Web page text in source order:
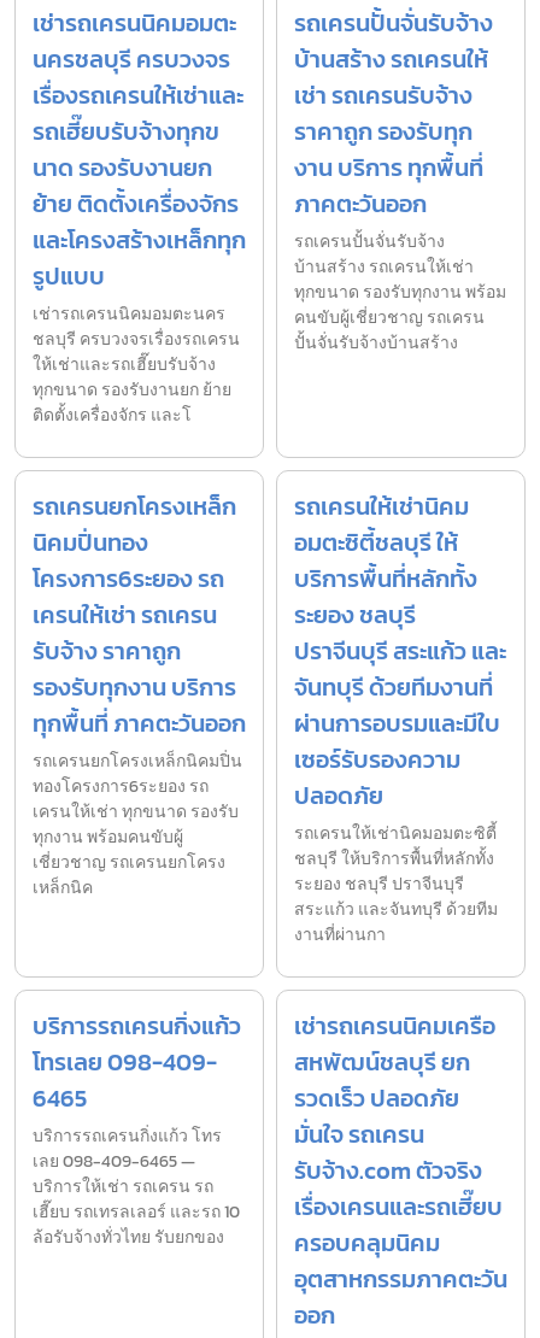
เช่ารถเครนนิคมอมตะ
นครชลบุรี ครบวงจร
เรื่องรถเครนให้เช่าและ
รถเฮี๊ยบรับจ้างทุกข
นาด รองรับงานยก
ย้าย ติดตั้งเครื่องจักร
และโครงสร้างเหล็กทุก
รูปแบบ
เช่ารถเครนนิคมอมตะนคร
ชลบุรี ครบวงจรเรื่องรถเครน
ให้เช่าและรถเฮี๊ยบรับจ้าง
ทุกขนาด รองรับงานยก ย้าย
ติดตั้งเครื่องจักร และโ
รถเครนปั้นจั่นรับจ้าง
บ้านสร้าง รถเครนให้
เช่า รถเครนรับจ้าง
ราคาถูก รองรับทุก
งาน บริการ ทุกพื้นที่
ภาคตะวันออก
รถเครนปั้นจั่นรับจ้าง
บ้านสร้าง รถเครนให้เช่า
ทุกขนาด รองรับทุกงาน พร้อม
คนขับผู้เชี่ยวชาญ รถเครน
ปั้นจั่นรับจ้างบ้านสร้าง
รถเครนยกโครงเหล็ก
นิคมปิ่นทอง
โครงการ6ระยอง รถ
เครนให้เช่า รถเครน
รับจ้าง ราคาถูก
รองรับทุกงาน บริการ
ทุกพื้นที่ ภาคตะวันออก
รถเครนยกโครงเหล็กนิคมปิ่น
ทองโครงการ6ระยอง รถ
เครนให้เช่า ทุกขนาด รองรับ
ทุกงาน พร้อมคนขับผู้
เชี่ยวชาญ รถเครนยกโครง
เหล็กนิค
รถเครนให้เช่านิคม
อมตะซิตี้ชลบุรี ให้
บริการพื้นที่หลักทั้ง
ระยอง ชลบุรี
ปราจีนบุรี สระแก้ว และ
จันทบุรี ด้วยทีมงานที่
ผ่านการอบรมและมีใบ
เซอร์รับรองความ
ปลอดภัย
รถเครนให้เช่านิคมอมตะซิตี้
ชลบุรี ให้บริการพื้นที่หลักทั้ง
ระยอง ชลบุรี ปราจีนบุรี
สระแก้ว และจันทบุรี ด้วยทีม
งานที่ผ่านกา
บริการรถเครนกิ่งแก้ว
โทรเลย 098-409-
6465
บริการรถเครนกิ่งแก้ว โทร
เลย 098-409-6465 —
บริการให้เช่า รถเครน รถ
เฮี๊ยบ รถเทรลเลอร์ และรถ 10
ล้อรับจ้างทั่วไทย รับยกของ
เช่ารถเครนนิคมเครือ
สหพัฒน์ชลบุรี ยก
รวดเร็ว ปลอดภัย
มั่นใจ รถเครน
รับจ้าง.com ตัวจริง
เรื่องเครนและรถเฮี๊ยบ
ครอบคลุมนิคม
อุตสาหกรรมภาคตะวัน
ออก